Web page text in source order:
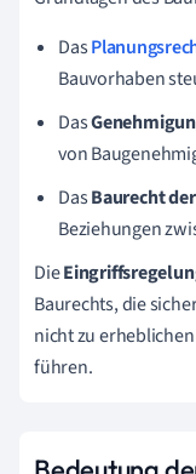
Das
Bauvorhaben
Das
von
DasBaurecht
Beziehungen
Die
Baurechts, die
nicht zu
führen.